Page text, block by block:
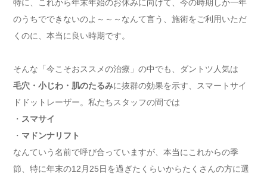
特に、これから年末年始のお休みに向けて、今の時期しか一年
のうちでできないのよ～～～なんて言う、施術をご利用いただ
くのに、本当に良い時期です。
そんな「今こそおススメの治療」の中でも、ダントツ人気は
毛穴・小じわ・肌のたるみに抜群の効果を示す、スマートサイ
ドドットレーザー。私たちスタッフの間では
・ スマサイ
・ マドンナリフト
なんていう名前で呼び合っていますが、本当にこれからの季
節、特に年末の12月25日を過ぎたくらいからたくさんの方に選